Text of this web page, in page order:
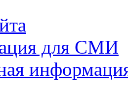
для СМИ